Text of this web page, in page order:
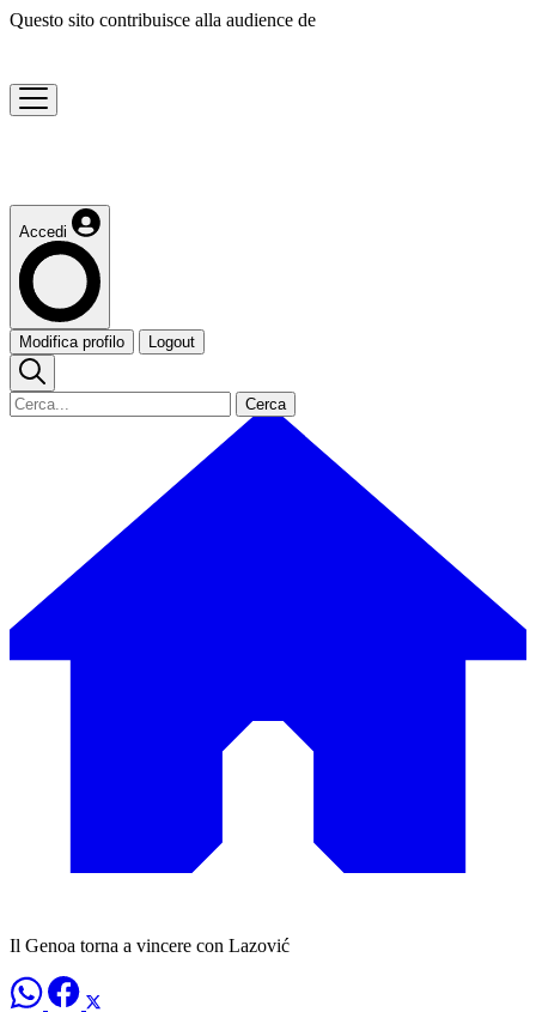
Questo sito contribuisce alla audience de
Accedi
Modifica profilo Logout
Cerca
Il Genoa torna a vincere con Lazović